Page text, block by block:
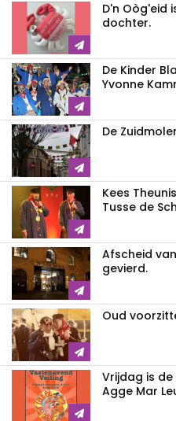
D'n Oòg'eid
dochter.
De Kinder
Yvonne
De
Kees
Tusse de
Afscheid
gevierd.
Oud
Vrijdag is
Agge Mar